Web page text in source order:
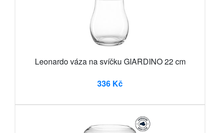
Leonardo váza na svíčku GIARDINO 22 cm
336 Kč